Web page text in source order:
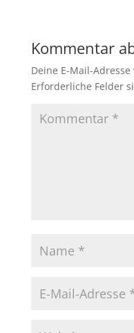
Kommentar
Deine E-Mail-
Erforderliche Felder